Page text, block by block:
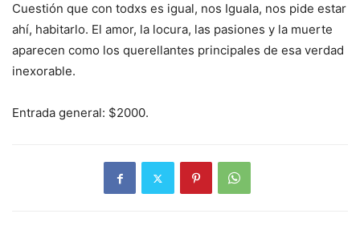
Cuestión que con todxs es igual, nos Iguala, nos pide estar
ahí, habitarlo. El amor, la locura, las pasiones y la muerte
aparecen como los querellantes principales de esa verdad
inexorable.
Entrada general: $2000.